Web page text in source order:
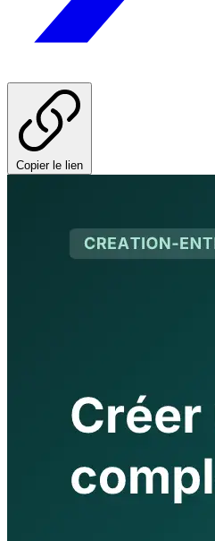
Copier le lien